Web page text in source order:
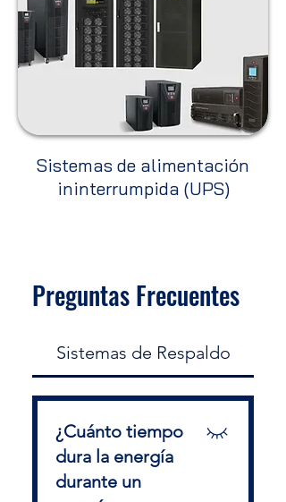
Sistemas de alimentación
ininterrumpida (UPS)
Preguntas Frecuentes
Sistemas de Respaldo
¿Cuánto tiempo
dura la energía
durante un